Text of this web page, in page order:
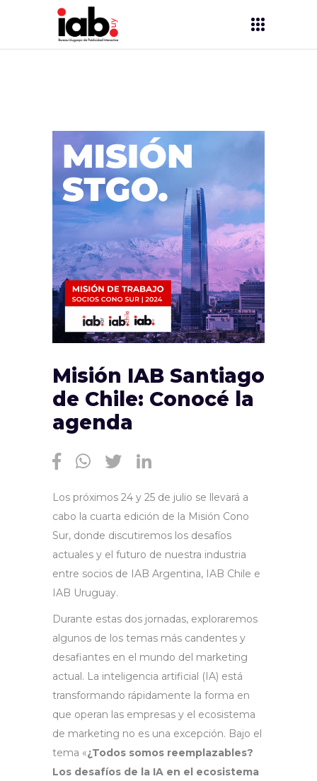
Misión IAB Santiago
de Chile: Conocé la
agenda
Los próximos 24 y 25 de julio se llevará a
cabo la cuarta edición de la Misión Cono
Sur, donde discutiremos los desafíos
actuales y el futuro de nuestra industria
entre socios de IAB Argentina, IAB Chile e
IAB Uruguay.
Durante estas dos jornadas, exploraremos
algunos de los temas más candentes y
desafiantes en el mundo del marketing
actual. La inteligencia artificial (IA) está
transformando rápidamente la forma en
que operan las empresas y el ecosistema
de marketing no es una excepción. Bajo el
tema «¿Todos somos reemplazables?
Los desafíos de la IA en el ecosistema